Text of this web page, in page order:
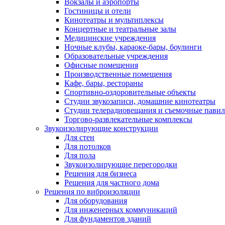
Вокзалы и аэропорты
Гостиницы и отели
Кинотеатры и мультиплексы
Концертные и театральные залы
Медицинские учреждения
Ночные клубы, караоке-бары, боулинги
Образовательные учреждения
Офисные помещения
Производственные помещения
Кафе, бары, рестораны
Спортивно-оздоровительные объекты
Студии звукозаписи, домашние кинотеатры
Студии телерадиовещания и съемочные
Торгово-развлекательные комплексы
Звукоизолирующие конструкции
Для стен
Для потолков
Для пола
Звукоизолирующие перегородки
Решения для бизнеса
Решения для частного дома
Решения по виброизоляции
Для оборудования
Для инженерных коммуникаций
Для фундаментов зданий